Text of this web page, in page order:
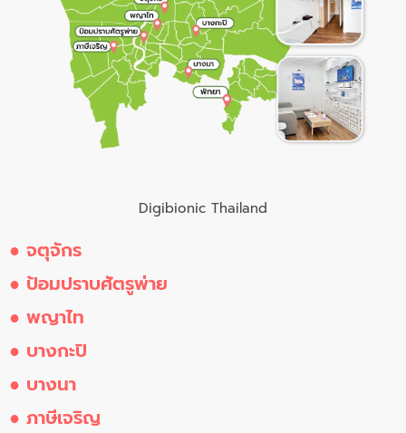
Digibionic Thailand
● จตุจักร
● ป้อมปราบศัตรูพ่าย
● พญาไท
● บางกะปิ
● บางนา
● ภาษีเจริญ